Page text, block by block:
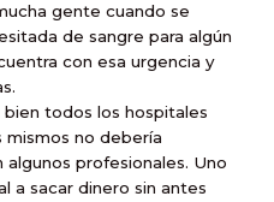
gente cuando se
de sangre para algún
con esa urgencia y
bien todos los hospitales
mismos no debería
algunos profesionales. Uno
a sacar dinero sin antes